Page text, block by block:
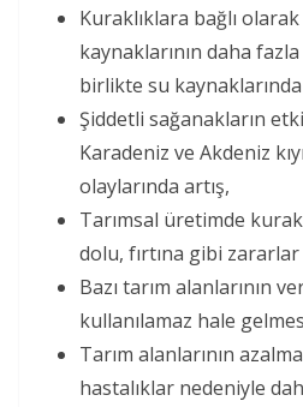
Kuraklıklara bağlı
kaynaklarının daha
birlikte su
Şiddetli sağanakların
Karadeniz ve Akdeniz
olaylarında artış,
Tarımsal üretimde
dolu, fırtına gibi
Bazı tarım alanlarının
kullanılamaz hale
Tarım alanlarının
hastalıklar nedeniyle